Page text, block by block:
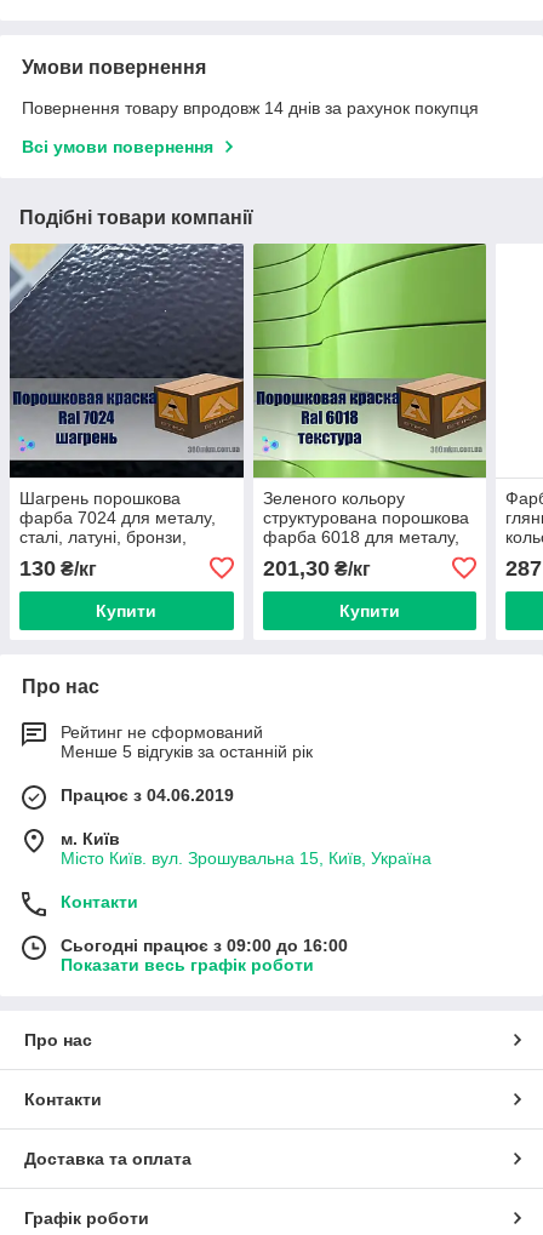
Умови повернення
Повернення товару впродовж 14 днів за рахунок покупця
Всі умови повернення
Подібні товари компанії
Шагрень порошкова
фарба 7024 для металу,
сталі, латуні, бронзи,
алюмінію.
130 ₴/кг
Купити
Зеленого кольору
структурована порошкова
фарба 6018 для металу,
кольорового металу
алюмінію.
201,30₴/кг
Купити
287
Про нас
Рейтинг не сформований
Менше 5 відгуків за останній рік
Працює з 04.06.2019
м. Київ
Місто Київ. вул. Зрошувальна 15, Київ, Україна
Контакти
Сьогодні працює з 09:00 до 16:00
Показати весь графік роботи
Про нас
Контакти
Доставка та оплата
Графік роботи